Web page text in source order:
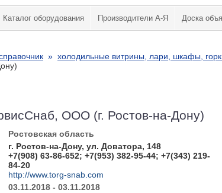
Каталог оборудования Производители А-Я Доска
» холодильные витрины, лари, шкафы,
ООО (г. Ростов-на-Дону)
Ростовская область
г. Ростов-на-Дону, ул. Доватора, 148
+7(908) 63-86-652; +7(953) 382-95-44; +7(343) 219-
84-20
http://www.torg-snab.com
03.11.2018 - 03.11.2018